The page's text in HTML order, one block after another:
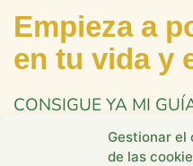
Gestionar el
de las
Empieza a
en tu vida y
CONSIGUE YA MI
SALUDABLES Y
DE TRABAJO